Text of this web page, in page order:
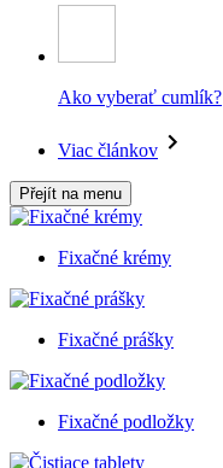
Ako vyberať cumlík?
Viac článkov
Přejít na menu
Fixačné krémy
Fixačné prášky
Fixačné podložky